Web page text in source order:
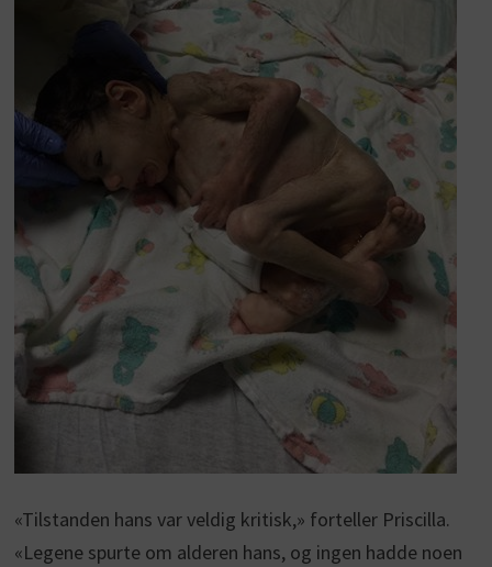
«Tilstanden hans var veldig kritisk,» forteller Priscilla.
«Legene spurte om alderen hans, og ingen hadde noen